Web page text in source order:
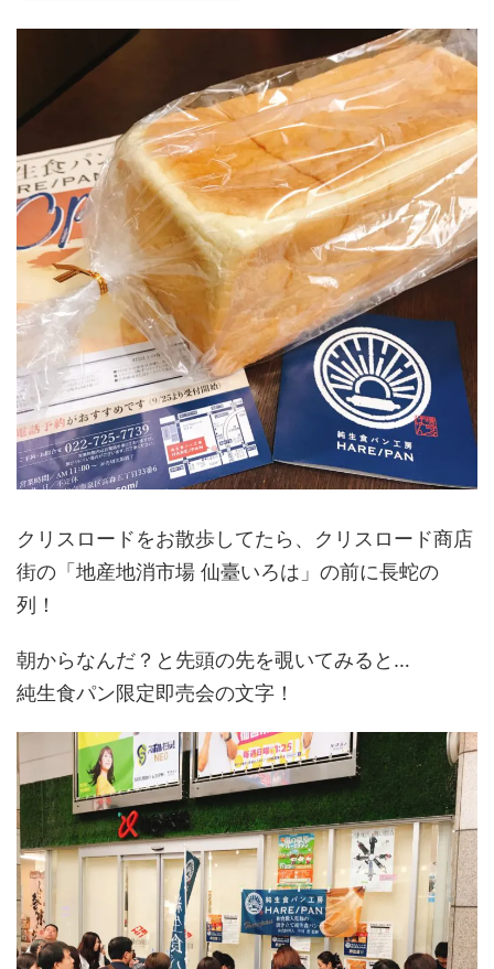
クリスロードをお散歩してたら、クリスロード商店
街の「地産地消市場 仙臺いろは」の前に長蛇の
列！
朝からなんだ？と先頭の先を覗いてみると…
純生食パン限定即売会の文字！